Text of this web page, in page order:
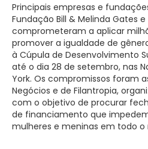
Principais empresas e
Fundação Bill & Melinda Gates e
comprometeram a aplicar
promover a igualdade de
à Cúpula de Desenvolvimento
até o dia 28 de setembro, nas
York. Os compromissos foram
Negócios e de Filantropia,
com o objetivo de procurar
de financiamento que
mulheres e meninas em todo o